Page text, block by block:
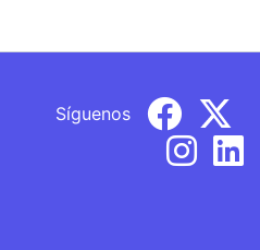
Síguenos